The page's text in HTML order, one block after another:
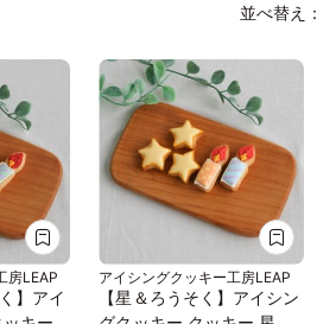
並べ替え：
房LEAP
】アイ
アイシングクッキー工房LEAP
【星＆ろうそく】アイシン